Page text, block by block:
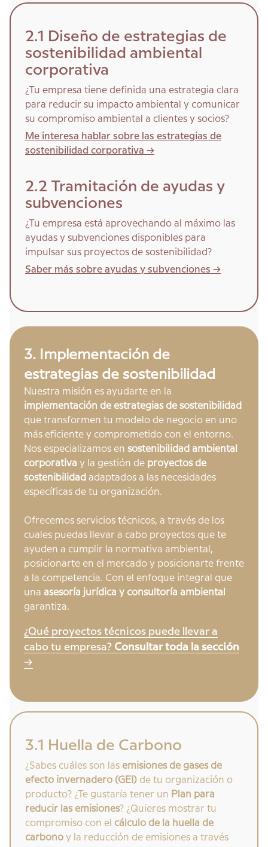
2.1 Diseño de estrategias de
sostenibilidad ambiental
corporativa
¿Tu empresa tiene definida una estrategia clara
para reducir su impacto ambiental y comunicar
su compromiso ambiental a clientes y socios?
Me interesa hablar sobre las estrategias de
sostenibilidad corporativa ->
2.2 Tramitación de ayudas y
subvenciones
¿Tu empresa está aprovechando al máximo las
ayudas y subvenciones disponibles para
impulsar sus proyectos de sostenibilidad?
Saber más sobre ayudas y subvenciones ->
3. Implementación de
estrategias de sostenibilidad
Nuestra misión es ayudarte en la
implementación de estrategias de sostenibilidad
que transformen tu modelo de negocio en uno
más eficiente y comprometido con el entorno.
Nos especializamos en sostenibilidad ambiental
corporativa y la gestión de proyectos de
sostenibilidad adaptados a las necesidades
específicas de tu organización.
Ofrecemos servicios técnicos, a través de los
cuales puedas llevar a cabo proyectos que te
ayuden a cumplir la normativa ambiental,
posicionarte en el mercado y posicionarte frente
a la competencia. Con el enfoque integral que
una asesoría jurídica y consultoría ambiental
garantiza.
¿Qué proyectos técnicos puede llevar a
cabo tu empresa? Consultar toda la sección
->
3.1 Huella de Carbono
¿Sabes cuáles son las emisiones de gases de
efecto invernadero (GEI) de tu organización o
producto? ¿Te gustaría tener un Plan para
reducir las emisiones? ¿Quieres mostrar tu
compromiso con el cálculo de la huella de
carbono y la reducción de emisiones a través